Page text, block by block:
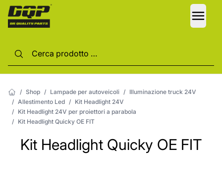
/ Shop / Lampade per autoveicoli / Illuminazione truck 24V
/ Allestimento Led / Kit Headlight 24V
/ Kit Headlight 24V per proiettori a parabola
/ Kit Headlight Quicky OE FIT
Kit Headlight Quicky OE FIT